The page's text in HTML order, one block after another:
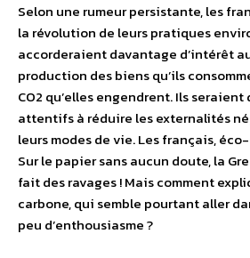
Selon une rumeur persistante, les
la révolution de leurs pratiques
accorderaient davantage d’intérêt
production des biens qu’ils
CO2 qu’elles engendrent. Ils seraient
attentifs à réduire les externalités
leurs modes de vie. Les français,
Sur le papier sans aucun doute, la
fait des ravages ! Mais comment
carbone, qui semble pourtant aller
peu d’enthousiasme ?